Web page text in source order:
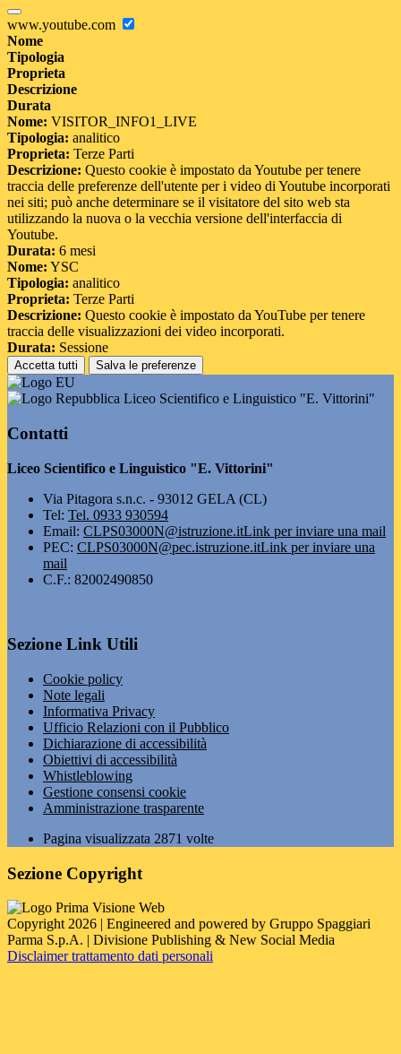
www.youtube.com
Nome
Tipologia
Proprieta
Descrizione
Durata
Nome: VISITOR_INFO1_LIVE
Tipologia: analitico
Proprieta: Terze Parti
Descrizione: Questo cookie è impostato da Youtube per tenere
traccia delle preferenze dell'utente per i video di Youtube incorporati
nei siti; può anche determinare se il visitatore del sito web sta
utilizzando la nuova o la vecchia versione dell'interfaccia di
Youtube.
Durata: 6 mesi
Nome: YSC
Tipologia: analitico
Proprieta: Terze Parti
Descrizione: Questo cookie è impostato da YouTube per tenere
traccia delle visualizzazioni dei video incorporati.
Durata: Sessione
Accetta tutti Salva le preferenze
Liceo Scientifico e Linguistico "E. Vittorini"
Contatti
Liceo Scientifico e Linguistico "E. Vittorini"
Via Pitagora s.n.c. - 93012 GELA (CL)
Tel: Tel. 0933 930594
Email: CLPS03000N@istruzione.itLink per inviare una mail
PEC: CLPS03000N@pec.istruzione.itLink per inviare una
mail
C.F.: 82002490850
Sezione Link Utili
Cookie policy
Note legali
Informativa Privacy
Ufficio Relazioni con il Pubblico
Dichiarazione di accessibilità
Obiettivi di accessibilità
Whistleblowing
Gestione consensi cookie
Amministrazione trasparente
Pagina visualizzata 2871 volte
Sezione Copyright
Copyright 2026 | Engineered and powered by Gruppo Spaggiari
Parma S.p.A. | Divisione Publishing & New Social Media
Disclaimer trattamento dati personali